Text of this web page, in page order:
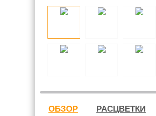
ОБЗОР РАСЦВЕТКИ